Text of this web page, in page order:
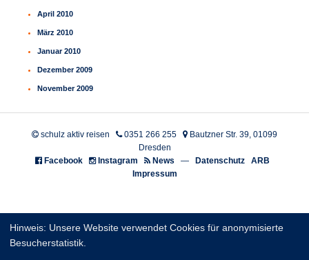
April 2010
März 2010
Januar 2010
Dezember 2009
November 2009
schulz aktiv reisen 0351 266 255
Bautzner Str. 39, 01099
Dresden
Facebook
Instagram News — Datenschutz
ARB
Impressum
Hinweis: Unsere Website verwendet Cookies für anonymisierte
Besucherstatistik.